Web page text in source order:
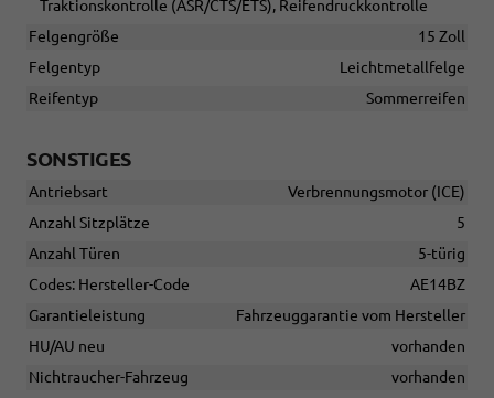
Traktionskontrolle (ASR/CTS/ETS), Reifendruckkontrolle
Felgengröße
15 Zoll
Felgentyp
Leichtmetallfelge
Reifentyp
Sommerreifen
SONSTIGES
Antriebsart
Verbrennungsmotor (ICE)
Anzahl Sitzplätze
5
Anzahl Türen
5-türig
Codes: Hersteller-Code
AE14BZ
Garantieleistung
Fahrzeuggarantie vom Hersteller
HU/AU neu
vorhanden
Nichtraucher-Fahrzeug
vorhanden